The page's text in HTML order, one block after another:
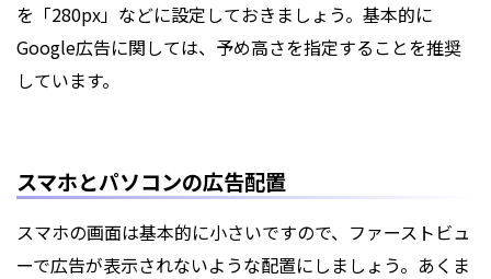
を「280px」などに設定しておきましょう。基本的に
Google広告に関しては、予め高さを指定することを推奨
しています。
スマホとパソコンの広告配置
スマホの画面は基本的に小さいですので、ファーストビュ
ーで広告が表示されないような配置にしましょう。あくま